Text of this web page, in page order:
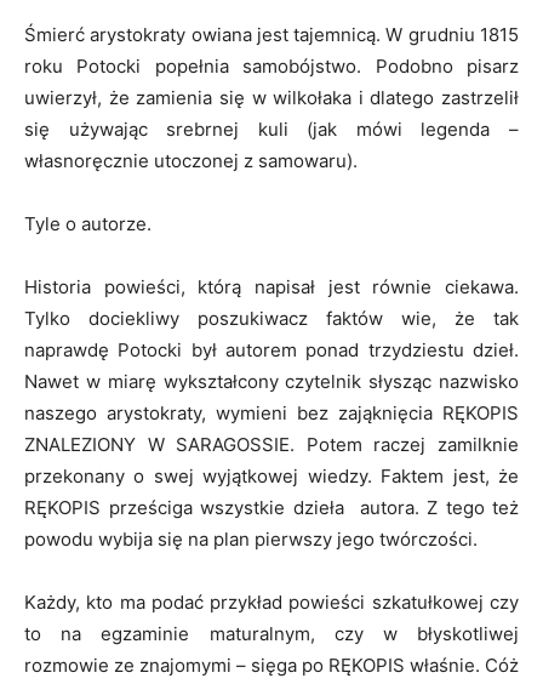
Śmierć arystokraty owiana jest tajemnicą. W grudniu 1815
roku Potocki popełnia samobójstwo. Podobno pisarz
uwierzył, że zamienia się w wilkołaka i dlatego zastrzelił
się używając srebrnej kuli (jak mówi legenda –
własnoręcznie utoczonej z samowaru).
Tyle o autorze.
Historia powieści, którą napisał jest równie ciekawa.
Tylko dociekliwy poszukiwacz faktów wie, że tak
naprawdę Potocki był autorem ponad trzydziestu dzieł.
Nawet w miarę wykształcony czytelnik słysząc nazwisko
naszego arystokraty, wymieni bez zająknięcia RĘKOPIS
ZNALEZIONY W SARAGOSSIE. Potem raczej zamilknie
przekonany o swej wyjątkowej wiedzy. Faktem jest, że
RĘKOPIS prześciga wszystkie dzieła autora. Z tego też
powodu wybija się na plan pierwszy jego twórczości.
Każdy, kto ma podać przykład powieści szkatułkowej czy
to na egzaminie maturalnym, czy w błyskotliwej
rozmowie ze znajomymi – sięga po RĘKOPIS właśnie. Cóż